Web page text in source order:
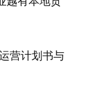
营计划书与